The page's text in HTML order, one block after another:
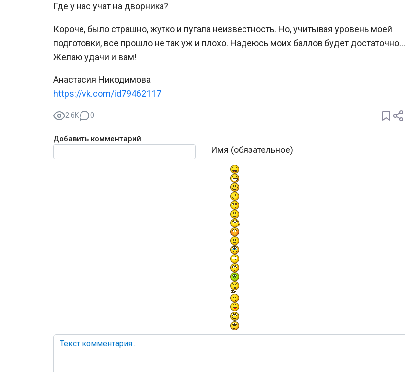
Где у нас учат на дворника?
Короче, было страшно, жутко и пугала неизвестность. Но, учитывая уровень моей
подготовки, все прошло не так уж и плохо. Надеюсь моих баллов будет достаточно…
Желаю удачи и вам!
Анастасия Никодимова
https://vk.com/id79462117
2.6K 0
Добавить комментарий
Имя (обязательное)
Текст комментария